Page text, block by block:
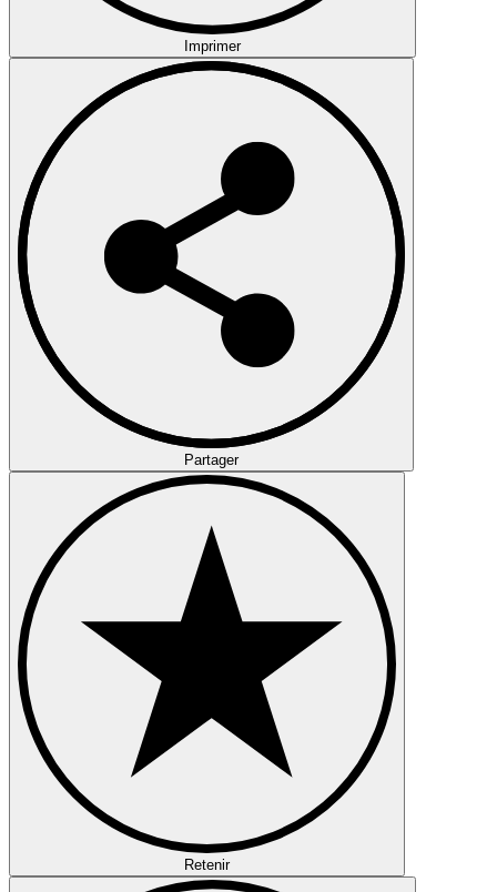
Imprimer
Partager
Retenir